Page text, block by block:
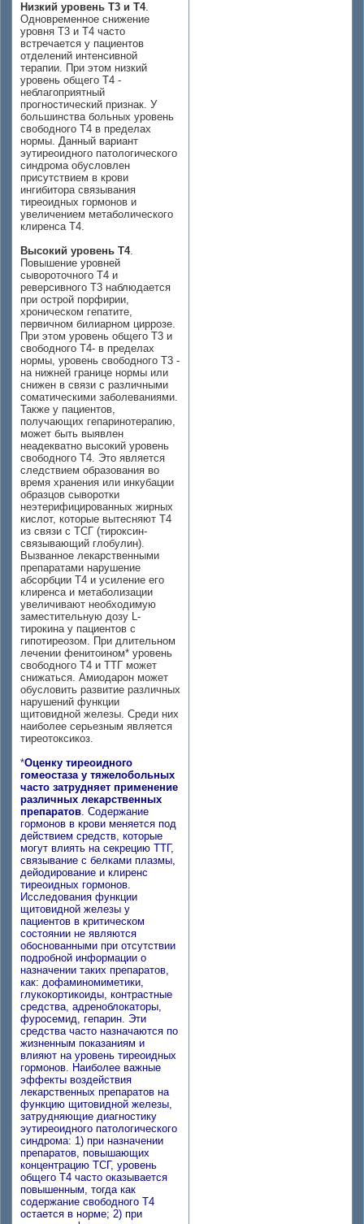
Низкий уровень Т3 и Т4.
Одновременное снижение
уровня Т3 и Т4 часто
встречается у пациентов
отделений интенсивной
терапии. При этом низкий
уровень общего Т4 -
неблагоприятный
прогностический признак. У
большинства больных уровень
свободного Т4 в пределах
нормы. Данный вариант
эутиреоидного патологического
синдрома обусловлен
присутствием в крови
ингибитора связывания
тиреоидных гормонов и
увеличением метаболического
клиренса Т4.
Высокий уровень Т4.
Повышение уровней
сывороточного Т4 и
реверсивного Т3 наблюдается
при острой порфирии,
хроническом гепатите,
первичном билиарном циррозе.
При этом уровень общего Т3 и
свободного Т4- в пределах
нормы, уровень свободного Т3 -
на нижней границе нормы или
снижен в связи с различными
соматическими заболеваниями.
Также у пациентов,
получающих гепаринотерапию,
может быть выявлен
неадекватно высокий уровень
свободного Т4. Это является
следствием образования во
время хранения или инкубации
образцов сыворотки
неэтерифицированных жирных
кислот, которые вытесняют Т4
из связи с ТСГ (тироксин-
связывающий глобулин).
Вызванное лекарственными
препаратами нарушение
абсорбции Т4 и усиление его
клиренса и метаболизации
увеличивают необходимую
заместительную дозу L-
тирокина у пациентов с
гипотиреозом. При длительном
лечении фенитоином* уровень
свободного Т4 и ТТГ может
снижаться. Амиодарон может
обусловить развитие различных
нарушений функции
щитовидной железы. Среди них
наиболее серьезным является
тиреотоксикоз.
*Оценку тиреоидного
гомеостаза у тяжелобольных
часто затрудняет применение
различных лекарственных
препаратов. Содержание
гормонов в крови меняется под
действием средств, которые
могут влиять на секрецию ТТГ,
связывание с белками плазмы,
дейодирование и клиренс
тиреоидных гормонов.
Исследования функции
щитовидной железы у
пациентов в критическом
состоянии не являются
обоснованными при отсутствии
подробной информации о
назначении таких препаратов,
как: дофаминомиметики,
глукокортикоиды, контрастные
средства, адреноблокаторы,
фуросемид, гепарин. Эти
средства часто назначаются по
жизненным показаниям и
влияют на уровень тиреоидных
гормонов. Наиболее важные
эффекты воздействия
лекарственных препаратов на
функцию щитовидной железы,
затрудняющие диагностику
эутиреоидного патологического
синдрома: 1) при назначении
препаратов, повышающих
концентрацию ТСГ, уровень
общего Т4 часто оказывается
повышенным, тогда как
содержание свободного Т4
остается в норме; 2) при